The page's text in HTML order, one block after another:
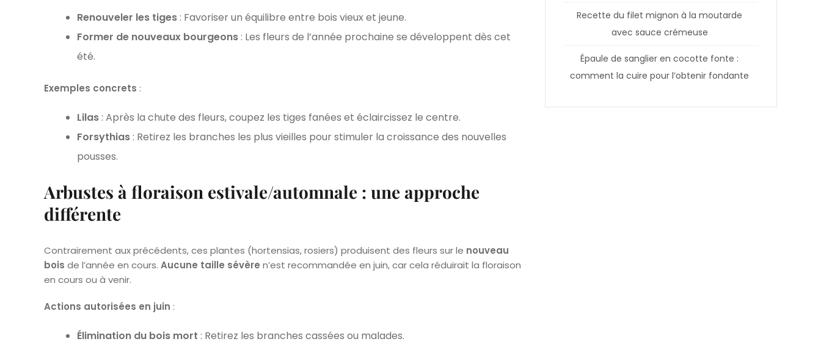
Renouveler les tiges : Favoriser un équilibre entre bois vieux et jeune.
Former de nouveaux bourgeons : Les fleurs de l’année prochaine se développent dès cet
été.
Exemples concrets :
Lilas : Après la chute des fleurs, coupez les tiges fanées et éclaircissez le centre.
Forsythias : Retirez les branches les plus vieilles pour stimuler la croissance des nouvelles
pousses.
Arbustes à floraison estivale/automnale : une approche
différente
Contrairement aux précédents, ces plantes (hortensias, rosiers) produisent des fleurs sur le nouveau
bois de l’année en cours. Aucune taille sévère n’est recommandée en juin, car cela réduirait la floraison
en cours ou à venir.
Actions autorisées en juin :
Élimination du bois mort : Retirez les branches cassées ou malades.
Recette du filet mignon à la moutarde
avec sauce crémeuse
Épaule de sanglier en cocotte fonte :
comment la cuire pour l’obtenir fondante